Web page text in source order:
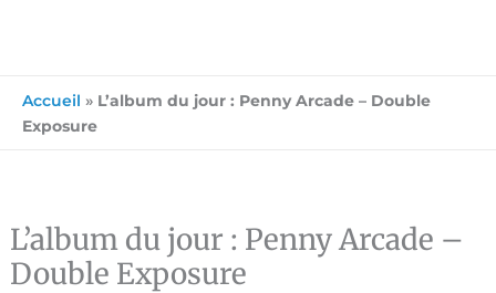
Accueil » L’album du jour : Penny Arcade – Double
Exposure
L’album du jour : Penny Arcade –
Double Exposure